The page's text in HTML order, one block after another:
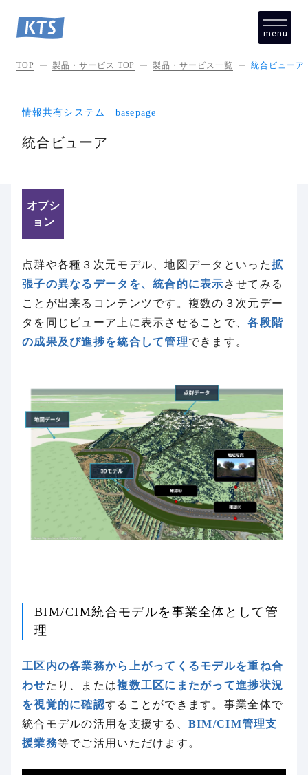
menu
close
TOP 製品・サービス TOP 製品・サービス一覧 統合ビューア
情報共有システム basepage
統合ビューア
オプシ
ョン
点群や各種３次元モデル、地図データといった拡
張子の異なるデータを、統合的に表示 させてみる
ことが出来るコンテンツです。複数の３次元デー
タを同じビューア上に表示させることで、各段階
の成果及び進捗を統合して管理できます。
BIM/CIM統合モデルを事業全体として管
理
工区内の各業務から上がってくるモデルを重ね合
わせたり、または複数工区にまたがって進捗状況
を視覚的に確認することができます。事業全体で
統合モデルの活用を支援する、 BIM/CIM管理支
援業務等でご活用いただけます。